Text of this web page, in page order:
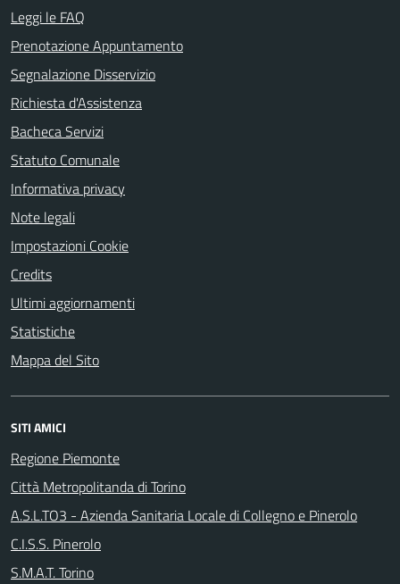
Leggi le FAQ
Prenotazione Appuntamento
Segnalazione Disservizio
Richiesta d'Assistenza
Bacheca Servizi
Statuto Comunale
Informativa privacy
Note legali
Impostazioni Cookie
Credits
Ultimi aggiornamenti
Statistiche
Mappa del Sito
SITI AMICI
Regione Piemonte
Città Metropolitanda di Torino
A.S.L.TO3 - Azienda Sanitaria Locale di Collegno e Pinerolo
C.I.S.S. Pinerolo
S.M.A.T. Torino